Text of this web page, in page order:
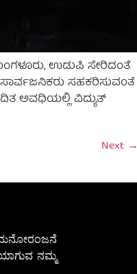
ಉಡುಪಿ ಸೇರಿದಂತೆ
ಸಾರ್ವಜನಿಕರು ಸಹಕರಿಸುವಂತೆ
ಅವಧಿಯಲ್ಲಿ ವಿದ್ಯುತ್
Next →
ಮನೋರಂಜನೆ
ನಮ್ಮ